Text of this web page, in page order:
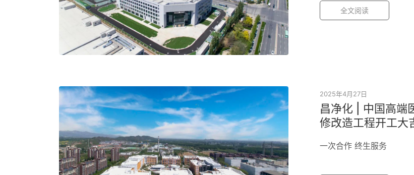
全文阅读
2025年4月27日
昌净化 | 中国高端
修改造工程开工大
一次合作 终生服务